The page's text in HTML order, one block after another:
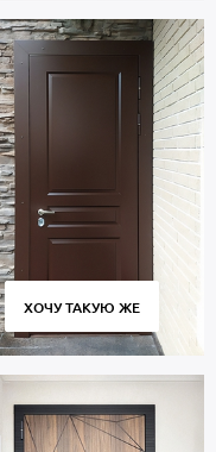
ХОЧУ ТАКУЮ ЖЕ